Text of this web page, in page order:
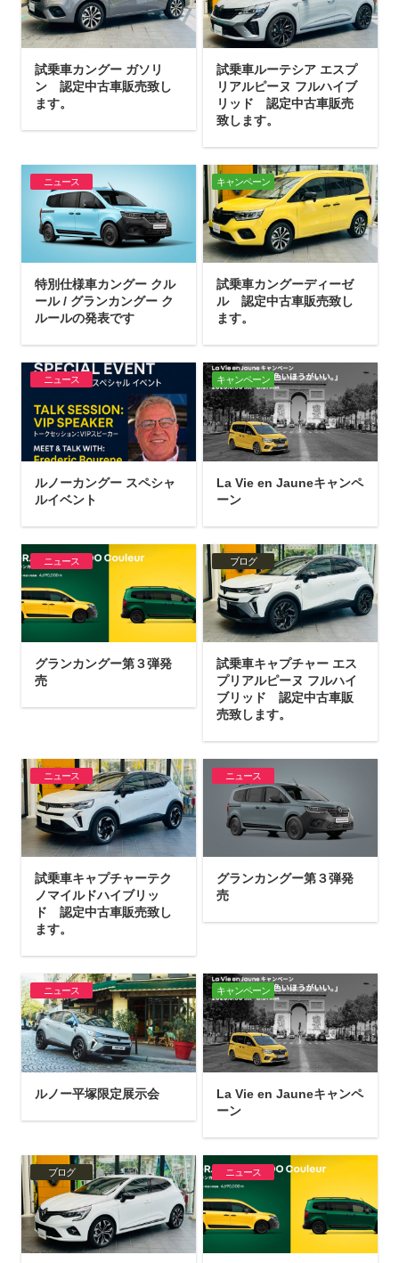
試乗車カングー ガソリ
ン 認定中古車販売致し
ます。
試乗車ルーテシア エスプ
リアルピーヌ フルハイブ
リッド 認定中古車販売
致します。
ニュース
特別仕様車カングー クル
ール / グランカングー ク
ルールの発表です
キャンペーン
試乗車カングーディーゼ
ル 認定中古車販売致し
ます。
ニュース
ルノーカングー スペシャ
ルイベント
キャンペーン
La Vie en Jauneキャンペ
ーン
ニュース
グランカングー第３弾発
売
ブログ
試乗車キャプチャー エス
プリアルピーヌ フルハイ
ブリッド 認定中古車販
売致します。
ニュース
試乗車キャプチャーテク
ノマイルドハイブリッ
ド 認定中古車販売致し
ます。
ニュース
グランカングー第３弾発
売
ニュース
ルノー平塚限定展示会
キャンペーン
La Vie en Jauneキャンペ
ーン
ブログ ニュース